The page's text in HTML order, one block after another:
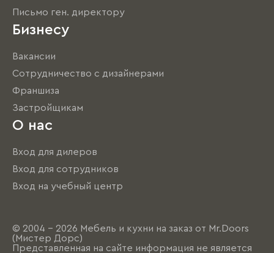
Письмо ген. директору
Бизнесу
Вакансии
Сотрудничество с дизайнерами
Франшиза
Застройщикам
О нас
Вход для дилеров
Вход для сотрудников
Вход на учебный центр
© 2004 - 2026 Мебель и кухни на заказ от Mr.Doors
(Мистер Дорс)
Представленная на сайте информация не является